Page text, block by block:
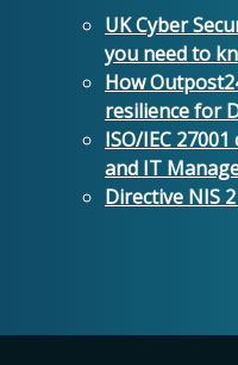
UK Cyber
you need to
How
resilience for
ISO/IEC
and IT
Directive NIS